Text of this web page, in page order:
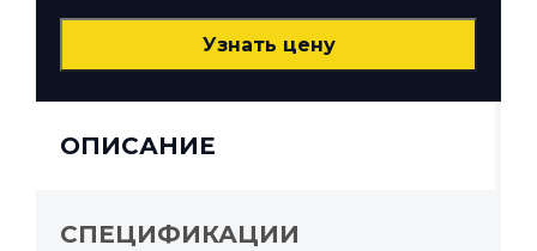
ОПИСАНИЕ
СПЕЦИФИКАЦИИ